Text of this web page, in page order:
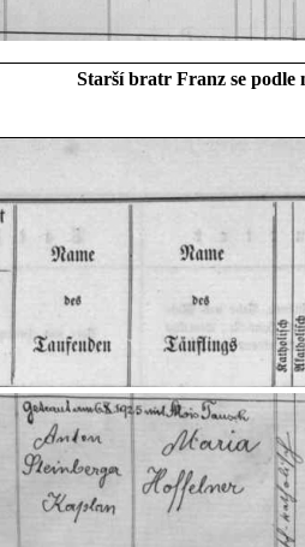
Starší bratr Franz se podle